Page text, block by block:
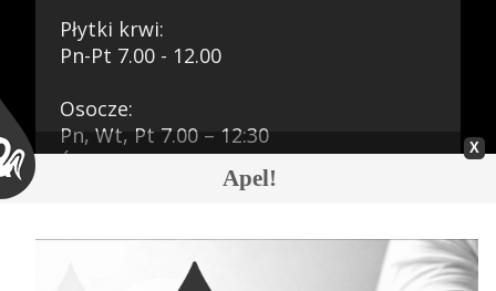
Apel!
Płytki krwi:
Pn-Pt 7.00 - 12.00
Osocze:
Pn, Wt, Pt 7.00 – 12:30
Śr, Czw 7.00 - 16.00
Sobota 7.30 - 11.00
Aktualności